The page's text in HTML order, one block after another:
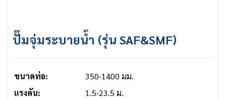
ปั๊มจุ่มระบายน้ำ (รุ่น SAF&SMF)
ขนาดท่อ:
350-1400 มม.
แรงดัน:
1.5-23.5 ม.